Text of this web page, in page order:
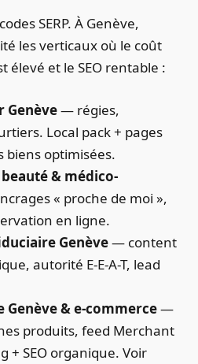
SERP. À Genève,
les verticaux où le coût
élevé et le SEO rentable :
Genève— régies,
Local pack + pages
biens optimisées.
& médico-
« proche de moi »,
en ligne.
Genève— content
autorité E-E-A-T, lead
Genève & e-commerce—
produits, feed Merchant
+ SEO organique. Voir